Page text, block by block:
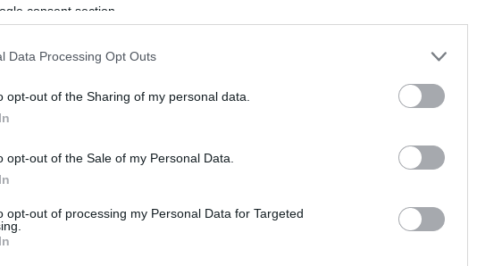
consent section.
Data Processing Opt Outs
opt-out of the Sharing of my personal data.
opt-out of the Sale of my Personal Data.
opt-out of processing my Personal Data for Targeted
da sogno, ma è anche una destinazione
in famiglia o in viaggio da solo, troverai